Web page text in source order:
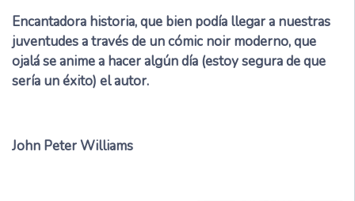
Encantadora historia, que bien podía llegar a nuestras
juventudes a través de un cómic noir moderno, que
ojalá se anime a hacer algún día (estoy segura de que
sería un éxito) el autor.
John Peter Williams